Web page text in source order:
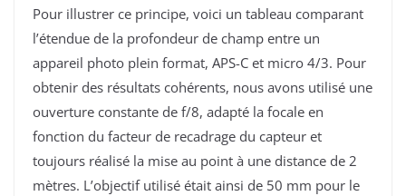
Pour illustrer ce principe, voici un tableau comparant
l’étendue de la profondeur de champ entre un
appareil photo plein format, APS-C et micro 4/3. Pour
obtenir des résultats cohérents, nous avons utilisé une
ouverture constante de f/8, adapté la focale en
fonction du facteur de recadrage du capteur et
toujours réalisé la mise au point à une distance de 2
mètres. L’objectif utilisé était ainsi de 50 mm pour le